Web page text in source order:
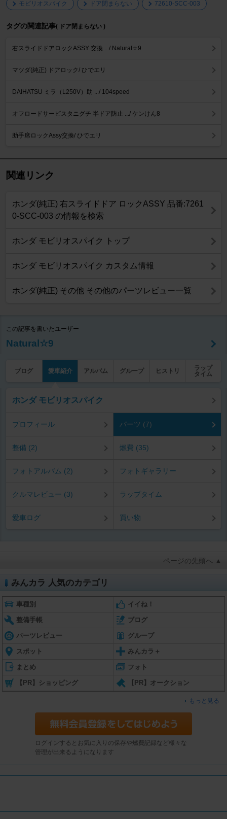
モビリオスパイク ドア閉まらない 72610-SCC-003
タグの関連記事( ドア閉まらない )
右スライドドアロックASSY 交換 .../ Natural☆9
マツダ(純正) ドアロック/ ひでエリ
DAIHATSU ミラ（L250V）助 .../ 104speed
オフロードサービスタニグチ 半ドア防止 .../ ケンけん8
助手席ロックAssy交換/ ひでエリ
関連リンク
ホンダ(純正) 右スライドドア ロックASSY 品番:7261
0-SCC-003 の情報を検索
ホンダ モビリオスパイク トップ
ホンダ モビリオスパイク カスタム情報
ホンダ(純正) その他 その他のパーツレビュー一覧
この記事を書いたユーザー
Natural☆9
ブログ 愛車紹介 アルバム グループ ヒストリ
ラップ
タイム
ホンダ モビリオスパイク
プロフィール パーツ (7)
整備 (2) 燃費 (35)
フォトアルバム (2) フォトギャラリー
クルマレビュー (3) ラップタイム
愛車ログ 買い物
ページの先頭へ ▲
みんカラ 人気のカテゴリ
車種別 イイね！
整備手帳 ブログ
パーツレビュー グループ
スポット みんカラ＋
まとめ フォト
【PR】ショッピング 【PR】オークション
もっと見る
ログインするとお気に入りの保存や燃費記録など様々な
管理が出来るようになります